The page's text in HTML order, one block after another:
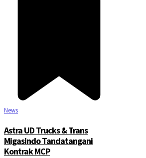
News
Astra UD Trucks & Trans
Migasindo Tandatangani
Kontrak MCP